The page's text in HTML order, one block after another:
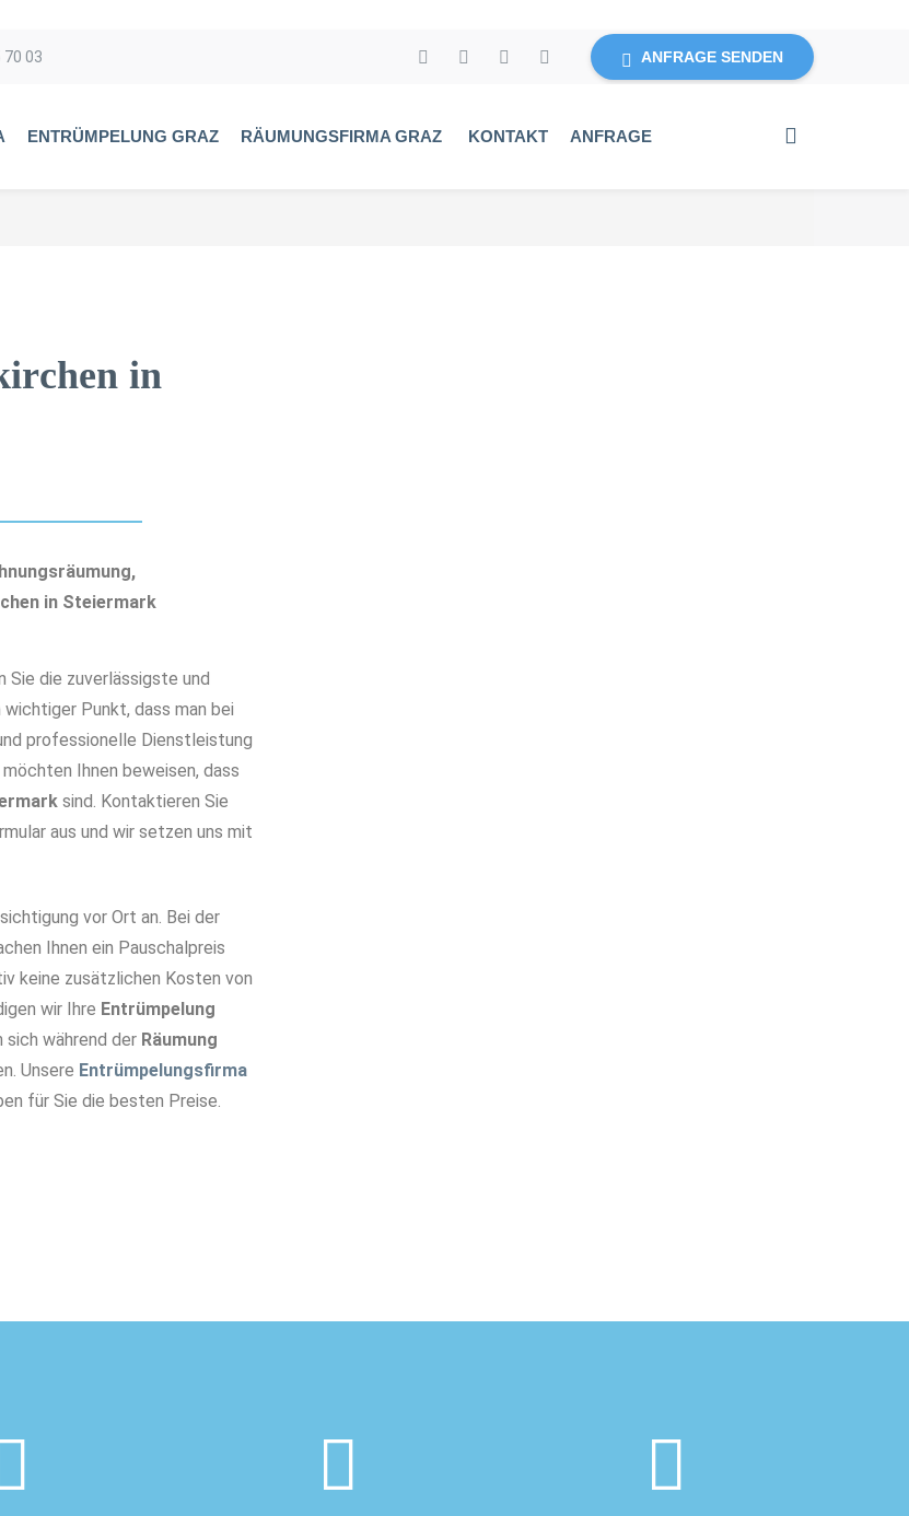
70 03 ANFRAGE SENDEN
ENTRÜMPELUNG GRAZ RÄUMUNGSFIRMA GRAZ KONTAKT ANFRAGE
in
in Steiermark
Sie die zuverlässigste und
Punkt, dass man bei
professionelle Dienstleistung
Ihnen beweisen, dass
sind. Kontaktieren Sie
aus und wir setzen uns mit
vor Ort an. Bei der
Ihnen ein Pauschalpreis
keine zusätzlichen Kosten von
wir Ihre Entrümpelung
sich während der Räumung
Unsere Entrümpelungsfirma
für Sie die besten Preise.